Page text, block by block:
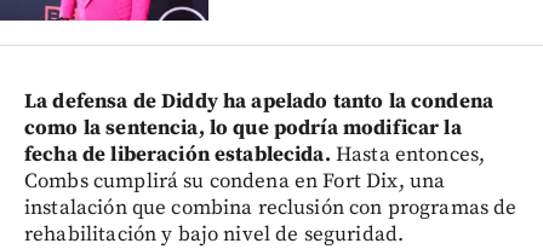
La defensa de Diddy ha apelado tanto la condena
como la sentencia, lo que podría modificar la
fecha de liberación establecida. Hasta entonces,
Combs cumplirá su condena en Fort Dix, una
instalación que combina reclusión con programas de
rehabilitación y bajo nivel de seguridad.